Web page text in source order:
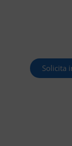
Solicita